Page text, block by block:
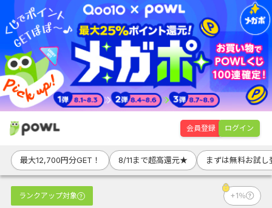
会員登録 ログイン
最大12,700円分GET！ 8/11まで超高還元★ まずは無料お試し
ランクアップ対象 +1％